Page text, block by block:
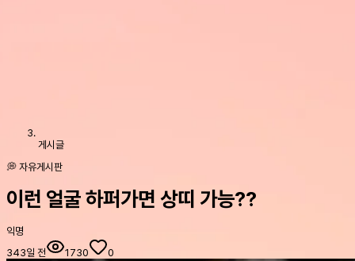
게시글
💭 자유게시판
이런 얼굴 하퍼가면 상띠 가능??
익명
343일 전
1730 0